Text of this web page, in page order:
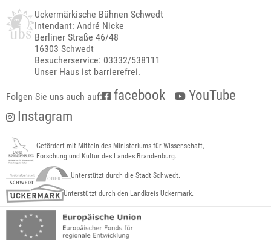
Uckermärkische Bühnen Schwedt
Intendant: André Nicke
Berliner Straße 46/48
16303 Schwedt
Besucherservice: 03332/538111
Unser Haus ist barrierefrei.
Folgen Sie uns auch auf: facebook
YouTube
Instagram
Gefördert mit Mitteln des Ministeriums für Wissenschaft,
Forschung und Kultur des Landes Brandenburg.
Unterstützt durch die Stadt Schwedt.
Unterstützt durch den Landkreis Uckermark.